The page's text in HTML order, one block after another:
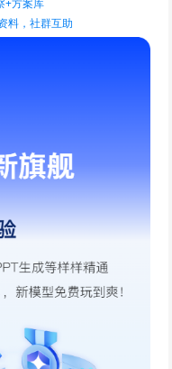
+方案库
料，社群互助